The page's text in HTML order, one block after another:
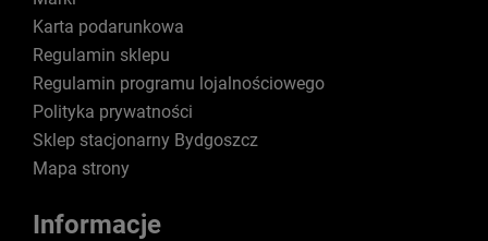
Karta podarunkowa
Regulamin sklepu
Regulamin programu lojalnościowego
Polityka prywatności
Sklep stacjonarny Bydgoszcz
Mapa strony
Informacje